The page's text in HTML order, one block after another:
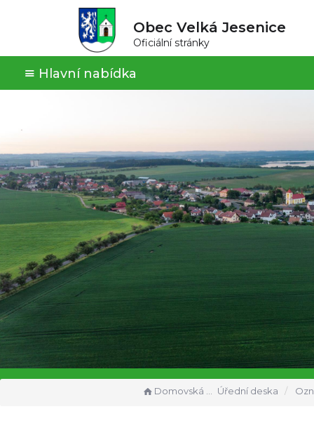
Obec Velká Jesenice
Oficiální stránky
Hlavní nabídka
Domovská stránka Úřední deska Oznámení o povinně